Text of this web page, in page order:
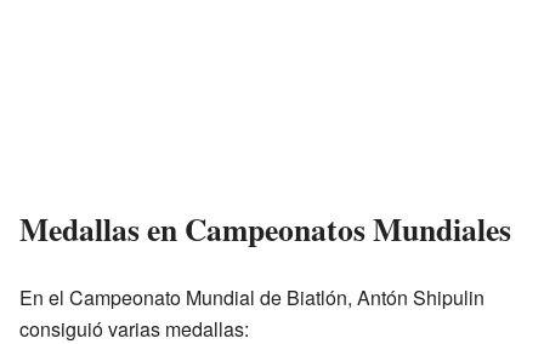
Medallas en Campeonatos Mundiales
En el Campeonato Mundial de Biatlón, Antón Shipulin
consiguió varias medallas: